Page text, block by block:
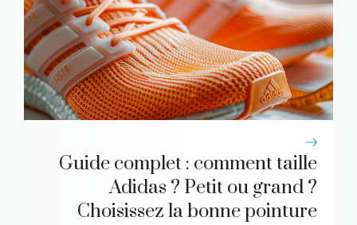
Guide complet : comment taille
Adidas ? Petit ou grand ?
Choisissez la bonne pointure